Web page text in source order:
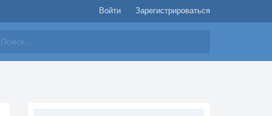
Войти Зарегистрироваться